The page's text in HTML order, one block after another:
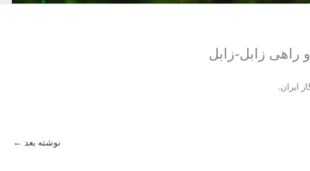
راهی زابل-زابل
ایران.
نوشته بعد ←